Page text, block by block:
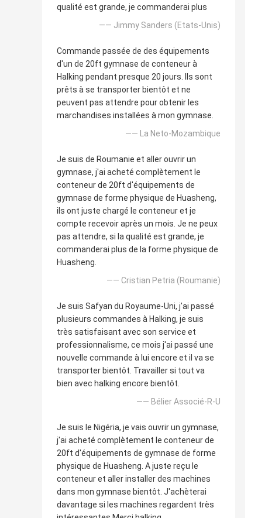
qualité est grande, je commanderai plus
—— Jimmy Sanders (Etats-Unis)
Commande passée de des équipements
d'un de 20ft gymnase de conteneur à
Halking pendant presque 20 jours. Ils sont
prêts à se transporter bientôt et ne
peuvent pas attendre pour obtenir les
marchandises installées à mon gymnase.
—— La Neto-Mozambique
Je suis de Roumanie et aller ouvrir un
gymnase, j'ai acheté complètement le
conteneur de 20ft d'équipements de
gymnase de forme physique de Huasheng,
ils ont juste chargé le conteneur et je
compte recevoir après un mois. Je ne peux
pas attendre, si la qualité est grande, je
commanderai plus de la forme physique de
Huasheng.
—— Cristian Petria (Roumanie)
Je suis Safyan du Royaume-Uni, j'ai passé
plusieurs commandes à Halking, je suis
très satisfaisant avec son service et
professionnalisme, ce mois j'ai passé une
nouvelle commande à lui encore et il va se
transporter bientôt. Travailler si tout va
bien avec halking encore bientôt.
—— Bélier Associé-R-U
Je suis le Nigéria, je vais ouvrir un gymnase,
j'ai acheté complètement le conteneur de
20ft d'équipements de gymnase de forme
physique de Huasheng. A juste reçu le
conteneur et aller installer des machines
dans mon gymnase bientôt. J'achèterai
davantage si les machines regardent très